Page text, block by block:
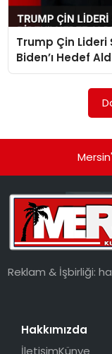
SPOR
EKONOMI
Trump Çin Lideri
Biden’ı Hedef
Reklam & İşbirliği:
Hakkımızda
İletişimKünye